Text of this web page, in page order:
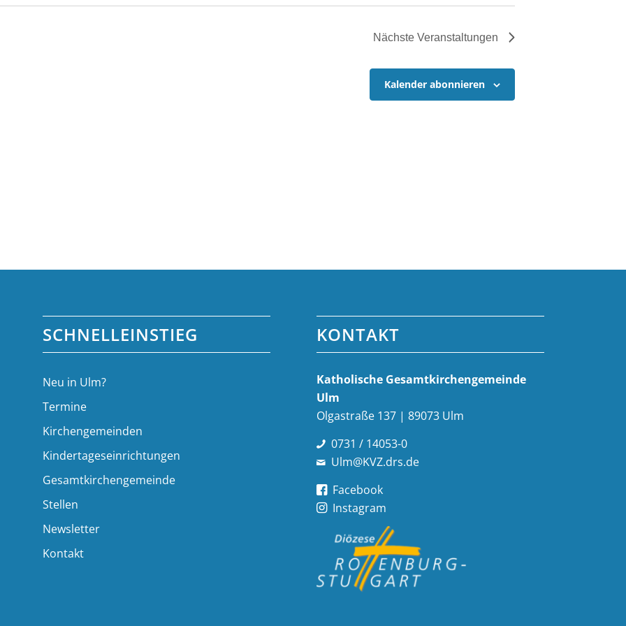
Nächste Veranstaltungen
Kalender abonnieren
SCHNELLEINSTIEG
Neu in Ulm?
Termine
Kirchengemeinden
Kindertageseinrichtungen
Gesamtkirchengemeinde
Stellen
Newsletter
Kontakt
KONTAKT
Katholische Gesamt­kirchen­gemeinde
Ulm
Olgastraße 137 | 89073 Ulm
0731 / 14053-0
Ulm@KVZ.drs.de
Facebook
Instagram